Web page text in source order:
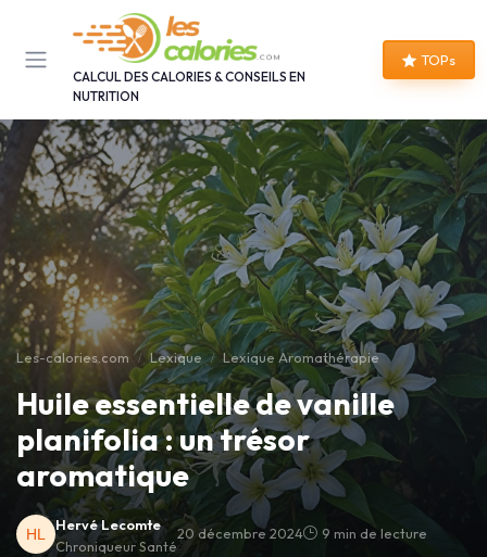
CALCUL DES CALORIES & CONSEILS EN
NUTRITION
TOPs
Les-calories.com Lexique Lexique Aromathérapie
Huile essentielle de vanille
planifolia : un trésor
aromatique
Hervé Lecomte
Chroniqueur Santé
20 décembre 2024 9 min de lecture
Panneau de gestion des cookies